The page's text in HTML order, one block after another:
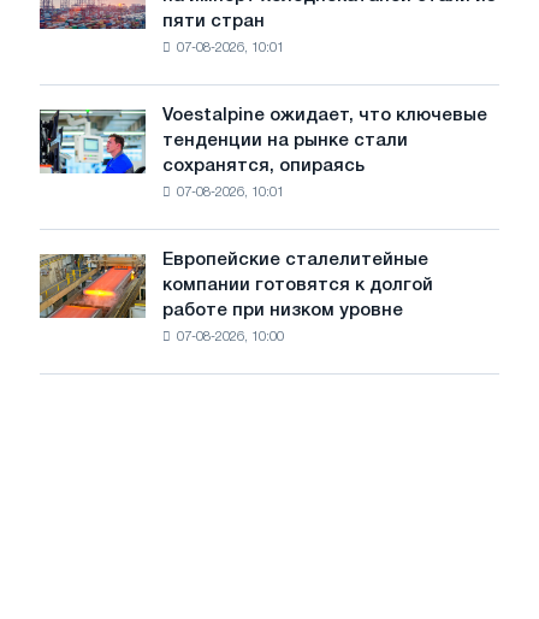
путей
Москвы
Ярославля
окончательные
холоднокатаной
стали
из
стран
пяти стран
07-08-2026, 10:01
Voestalpine
ожидает,
что
рынке
стали
сохранятся,
на
Voestalpine ожидает, что ключевые
тенденции на рынке стали
сохранятся, опираясь
07-08-2026, 10:01
Европейские
сталелитейные
компании
Европейские сталелитейные
компании готовятся к долгой
работе при низком уровне
07-08-2026, 10:00